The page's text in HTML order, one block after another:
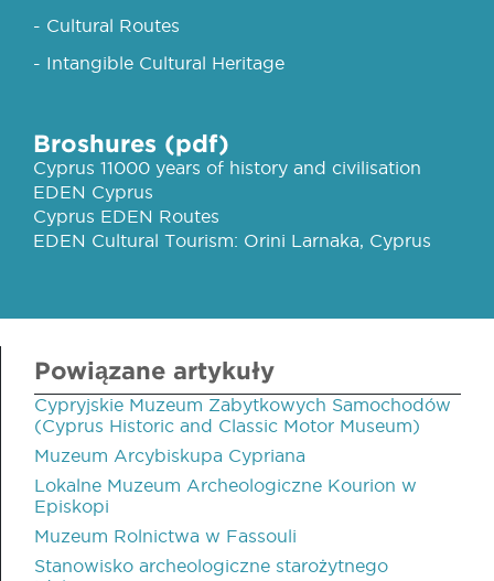
- Cultural Routes
- Intangible Cultural Heritage
Broshures (pdf)
Cyprus 11000 years of history and civilisation
EDEN Cyprus
Cyprus EDEN Routes
EDEN Cultural Tourism: Orini Larnaka, Cyprus
Powiązane artykuły
Cypryjskie Muzeum Zabytkowych Samochodów
(Cyprus Historic and Classic Motor Museum)
Muzeum Arcybiskupa Cypriana
Lokalne Muzeum Archeologiczne Kourion w
Episkopi
Muzeum Rolnictwa w Fassouli
Stanowisko archeologiczne starożytnego